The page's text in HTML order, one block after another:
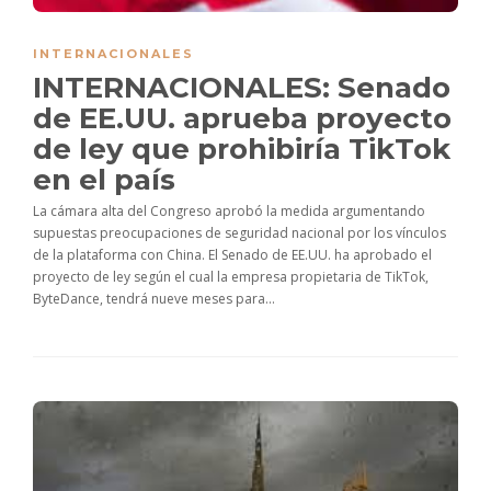
INTERNACIONALES
INTERNACIONALES: Senado
de EE.UU. aprueba proyecto
de ley que prohibiría TikTok
en el país
La cámara alta del Congreso aprobó la medida argumentando
supuestas preocupaciones de seguridad nacional por los vínculos
de la plataforma con China. El Senado de EE.UU. ha aprobado el
proyecto de ley según el cual la empresa propietaria de TikTok,
ByteDance, tendrá nueve meses para...